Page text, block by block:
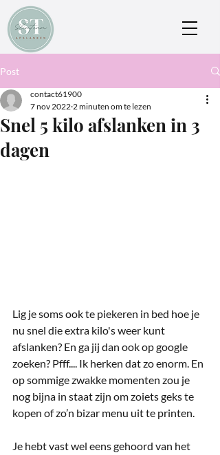
Post
Snel 5 kilo afslanken in 3
dagen
contact61900
7 nov 2022 2 minuten om te lezen
Lig je soms ook te piekeren in bed hoe je
nu snel die extra kilo's weer kunt
afslanken? En ga jij dan ook op google
zoeken? Pfff.... Ik herken dat zo enorm. En
op sommige zwakke momenten zou je
nog bijna in staat zijn om zoiets geks te
kopen of zo’n bizar menu uit te printen.
Je hebt vast wel eens gehoord van het